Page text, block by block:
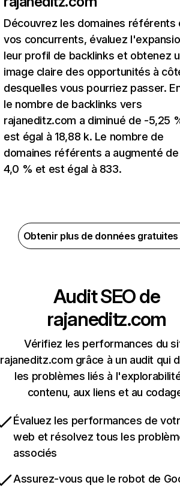
Découvrez les domaines référents
vos concurrents, évaluez
leur profil de backlinks et obtenez
image claire des opportunités à
desquelles vous pourriez passer.
le nombre de backlinks vers
rajaneditz.com a diminué de -5,25
est égal à 18,88 k. Le nombre de
domaines référents a augmenté de
4,0 % et est égal à 833.
Obtenir plus de données
Audit SEO de
rajaneditz.com
Vérifiez les performances du
rajaneditz.com grâce à un audit qui
les problèmes liés à
contenu, aux liens et au
Évaluez les performances de
web et résolvez tous les
associés
Assurez-vous que le robot de